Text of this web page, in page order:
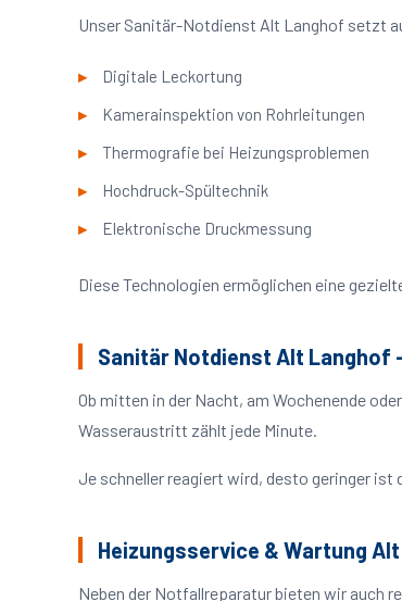
Unser Sanitär-Notdienst Alt Langhof setzt
Digitale Leckortung
Kamerainspektion von Rohrleitungen
Thermografie bei Heizungsproblemen
Hochdruck-Spültechnik
Elektronische Druckmessung
Diese Technologien ermöglichen eine
Sanitär Notdienst Alt Langhof
Ob mitten in der Nacht, am Wochenende
Wasseraustritt zählt jede Minute.
Je schneller reagiert wird, desto geringer
Heizungsservice & Wartung
Neben der Notfallreparatur bieten wir auch